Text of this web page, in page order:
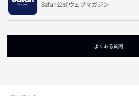
Safari公式ウェブマガジン
よくある質問